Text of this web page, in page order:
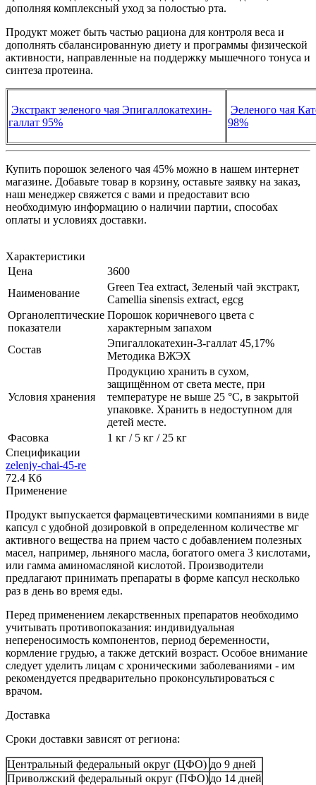
дополняя комплексный уход за полостью рта.
Продукт может быть частью рациона для контроля веса и
дополнять сбалансированную диету и программы физической
активности, направленные на поддержку мышечного тонуса и
синтеза протеина.
Экстракт зеленого чая Эпигаллокатехин-
галлат 95%
Эеленого чая
98%
Купить порошок зеленого чая 45% можно в нашем интернет
магазине. Добавьте товар в корзину, оставьте заявку на заказ,
наш менеджер свяжется с вами и предоставит всю
необходимую информацию о наличии партии, способах
оплаты и условиях доставки.
Характеристики
Цена
3600
Наименование
Green Tea extract, Зеленый чай экстракт,
Camellia sinensis extract, egcg
Органолептические
показатели
Порошок коричневого цвета с
характерным запахом
Состав
Эпигаллокатехин-3-галлат 45,17%
Методика ВЖЭХ
Условия хранения
Продукцию хранить в сухом,
защищённом от света месте, при
температуре не выше 25 °C, в закрытой
упаковке. Хранить в недоступном для
детей месте.
Фасовка
1 кг / 5 кг / 25 кг
Спецификации
zelenjy-chai-45-re
72.4 Кб
Применение
Продукт выпускается фармацевтическими компаниями в виде
капсул с удобной дозировкой в определенном количестве мг
активного вещества на прием часто с добавлением полезных
масел, например, льняного масла, богатого омега 3 кислотами,
или гамма аминомасляной кислотой. Производители
предлагают принимать препараты в форме капсул несколько
раз в день во время еды.
Перед применением лекарственных препаратов необходимо
учитывать противопоказания: индивидуальная
непереносимость компонентов, период беременности,
кормление грудью, а также детский возраст. Особое внимание
следует уделить лицам с хроническими заболеваниями - им
рекомендуется предварительно проконсультироваться с
врачом.
Доставка
Сроки доставки зависят от региона:
Центральный федеральный округ (ЦФО) до 9 дней
Приволжский федеральный округ (ПФО)до 14 дней